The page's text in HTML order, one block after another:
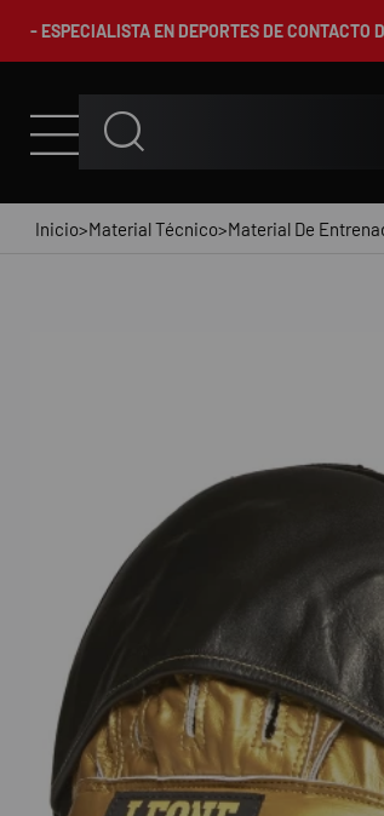
- ESPECIALISTA EN DEPORTES DE CONTACTO
Inicio>Material Técnico>Material De